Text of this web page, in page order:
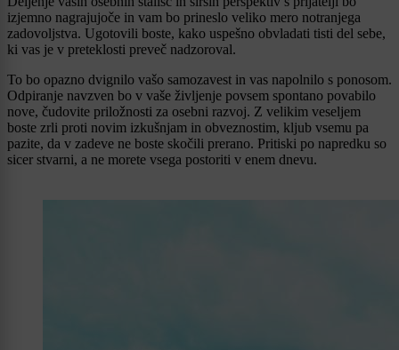
izjemno nagrajujoče in vam bo prineslo veliko mero notranjega
zadovoljstva. Ugotovili boste, kako uspešno obvladati tisti del sebe,
ki vas je v preteklosti preveč nadzoroval.
To bo opazno dvignilo vašo samozavest in vas napolnilo s ponosom.
Odpiranje navzven bo v vaše življenje povsem spontano povabilo
nove, čudovite priložnosti za osebni razvoj. Z velikim veseljem
boste zrli proti novim izkušnjam in obveznostim, kljub vsemu pa
pazite, da v zadeve ne boste skočili prerano. Pritiski po napredku so
sicer stvarni, a ne morete vsega postoriti v enem dnevu.